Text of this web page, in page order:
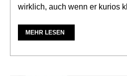
wirklich, auch wenn er kurios
MEHR LESEN